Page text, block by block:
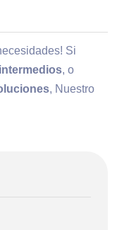
Si
, o
, Nuestro